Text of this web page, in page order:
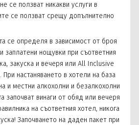
се ползват никакви услуги в
се ползват срещу допълнително
се определя в зависимост от броя
заплатени нощувки при съответния
закуска и вечеря или All Inclusive
настаняването в хотели на база
и местни алкохолни и безалкохолни
започват винаги от обяд или вечеря
на съответния хотел, никога
Започването на даден пакет при